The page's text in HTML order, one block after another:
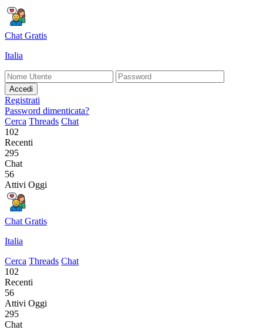
Chat Gratis
Italia
Accedi
Registrati
Password dimenticata?
Cerca Threads Chat
102
Recenti
295
Chat
56
Attivi Oggi
Chat Gratis
Italia
Cerca Threads Chat
102
Recenti
56
Attivi Oggi
295
Chat